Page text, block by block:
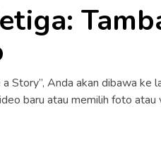
Story”, Anda akan dibawa ke
baru atau memilih foto atau